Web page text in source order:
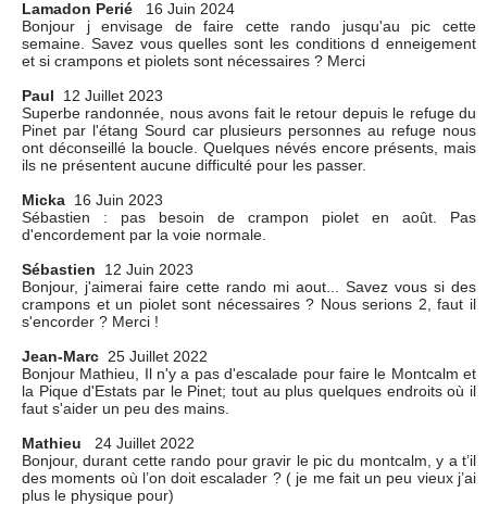
Lamadon Perié
16 Juin 2024
Bonjour j envisage de faire cette rando jusqu'au pic cette
semaine. Savez vous quelles sont les conditions d enneigement
et si crampons et piolets sont nécessaires ? Merci
Paul
12 Juillet 2023
Superbe randonnée, nous avons fait le retour depuis le refuge du
Pinet par l'étang Sourd car plusieurs personnes au refuge nous
ont déconseillé la boucle. Quelques névés encore présents, mais
ils ne présentent aucune difficulté pour les passer.
Micka 16 Juin 2023
Sébastien : pas besoin de crampon piolet en août. Pas
d'encordement par la voie normale.
Sébastien
12 Juin 2023
Bonjour, j'aimerai faire cette rando mi aout... Savez vous si des
crampons et un piolet sont nécessaires ? Nous serions 2, faut il
s'encorder ? Merci !
Jean-Marc 25 Juillet 2022
Bonjour Mathieu, Il n'y a pas d'escalade pour faire le Montcalm et
la Pique d'Estats par le Pinet; tout au plus quelques endroits où il
faut s'aider un peu des mains.
Mathieu
24 Juillet 2022
Bonjour, durant cette rando pour gravir le pic du montcalm, y a t’il
des moments où l’on doit escalader ? ( je me fait un peu vieux j’ai
plus le physique pour)